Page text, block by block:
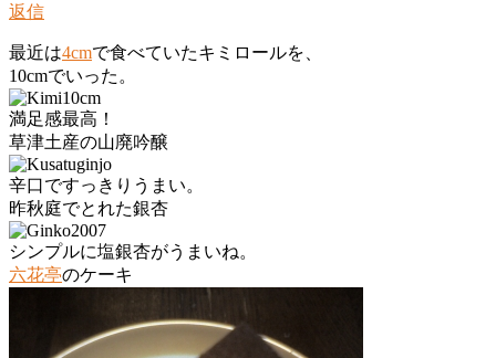
返信
最近は4cmで食べていたキミロールを、
10cmでいった。
満足感最高！
草津土産の山廃吟醸
辛口ですっきりうまい。
昨秋庭でとれた銀杏
シンプルに塩銀杏がうまいね。
六花亭のケーキ